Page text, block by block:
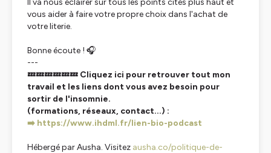
Il va nous éclairer sur tous les points cités plus haut et
vous aider à faire votre propre choix dans l'achat de
votre literie.
Bonne écoute ! 🎧
---
💤💤💤💤💤💤 Cliquez ici pour retrouver tout mon
travail et les liens dont vous avez besoin pour
sortir de l'insomnie.
(formations, réseaux, contact...) :
➡️ https://www.ihdml.fr/lien-bio-podcast
Hébergé par Ausha. Visitez ausha.co/politique-de-